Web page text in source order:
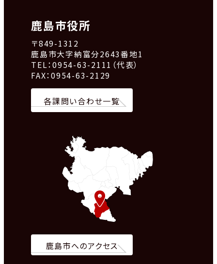
鹿島市役所
〒849-1312
鹿島市大字納富分2643番地1
TEL：0954-63-2111（代表）
FAX：0954-63-2129
各課問い合わせ一覧
鹿島市へのアクセス